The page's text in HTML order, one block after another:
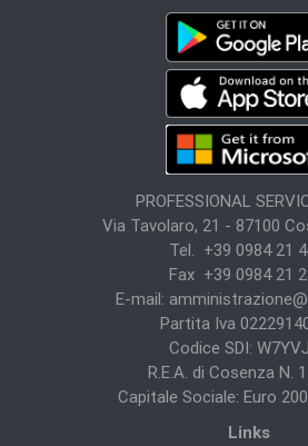
PROFESSIONAL
Via Tavolaro, 21 - 87100
Tel. +39 0984 21
Fax +39 0984 21
E-mail:
Partita Iva
Codice SDI:
R.E.A. di Cosenza N.
Capitale Sociale: Euro
Links